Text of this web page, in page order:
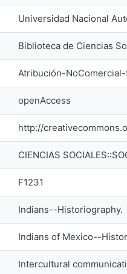
Universidad Nacional
Biblioteca de Ciencias
Atribución-
openAccess
http://
CIENCIAS
F1231
Indians--Historiography.
Indians of Mexico--
Intercultural